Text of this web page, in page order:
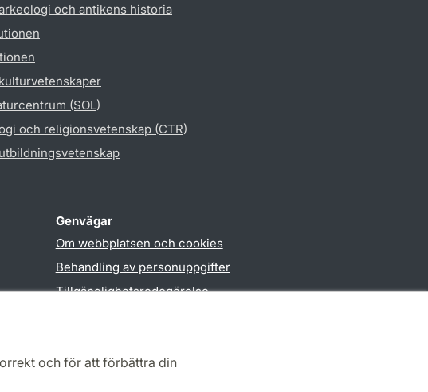
och för att förbättra din
och antikens historia
(SOL)
och religionsvetenskap (CTR)
Genvägar
Om webbplatsen och cookies
Behandling av personuppgifter
Tillgänglighetsredogörelse